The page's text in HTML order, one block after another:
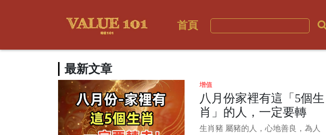
首頁
最新文章
增值
八月份家裡有這「5個生
肖」的人，一定要轉
走！好運連連！
生肖豬 屬豬的人，心地善良，為人